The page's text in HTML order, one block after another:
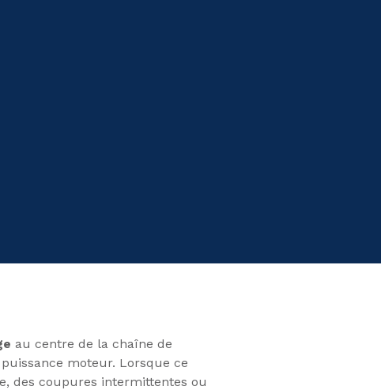
au centre de la chaîne de
moteur. Lorsque ce
des coupures intermittentes ou